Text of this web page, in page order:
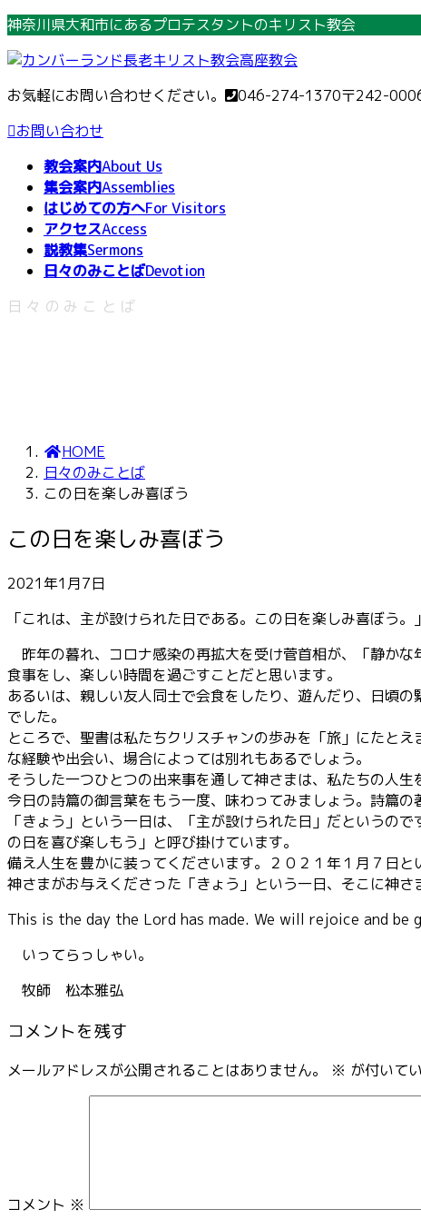
コ
テ
ン
ツ
へ
ナ
ゲ
ー
シ
ョ
神奈川県大和市にあるプロテスタントのキリスト教会
お気軽にお問い合わせください。 046-274-1370〒242-
お問い合わせ
教会案内About Us
集会案内Assemblies
はじめての方へFor Visitors
アクセスAccess
説教集Sermons
日々のみことばDevotion
日々のみことば
HOME
日々のみことば
この日を楽しみ喜ぼう
この日を楽しみ喜ぼう
2021年1月7日
「これは、主が設けられた日である。この日を楽しみ喜ぼう。
昨年の暮れ、コロナ感染の再拡大を受け菅首相が、「静か
食事をし、楽しい時間を過ごすことだと思います。
あるいは、親しい友人同士で会食をしたり、遊んだり、日頃
でした。
ところで、聖書は私たちクリスチャンの歩みを「旅」にたと
な経験や出会い、場合によっては別れもあるでしょう。
そうした一つひとつの出来事を通して神さまは、私たちの人生
今日の詩篇の御言葉をもう一度、味わってみましょう。詩篇
「きょう」という一日は、「主が設けられた日」だというの
の日を喜び楽しもう」と呼び掛けています。
備え人生を豊かに装ってくださいます。２０２１年１月７日
神さまがお与えくださった「きょう」という一日、そこに神
This is the day the Lord has made. We will rejoice and be
いってらっしゃい。
牧師 松本雅弘
コメントを残す
メールアドレスが公開されることはありません。 ※ が付いて
コメント ※